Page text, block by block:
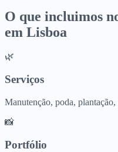
O que incluimos
em Lisboa
🌿
Serviços
Manutenção, poda, plantação,
📸
Portfólio